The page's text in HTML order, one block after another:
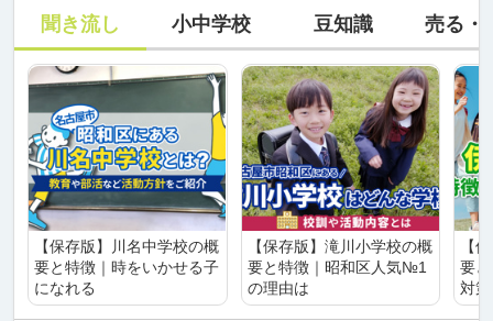
聞き流し 小中学校 豆知識 売る・
【保存版】川名中学校の概
要と特徴｜時をいかせる子
になれる
【保存版】滝川小学校の概
要と特徴｜昭和区人気№1
の理由は
【
要
対